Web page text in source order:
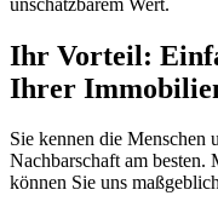
Ihr Vorteil:
Ihrer
Sie kennen die
Nachbarschaft am
können Sie uns